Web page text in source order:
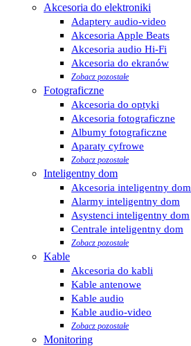
Akcesoria do elektroniki
Adaptery audio-video
Akcesoria Apple Beats
Akcesoria audio Hi-Fi
Akcesoria do ekranów
Zobacz pozostałe
Fotograficzne
Akcesoria do optyki
Akcesoria fotograficzne
Albumy fotograficzne
Aparaty cyfrowe
Zobacz pozostałe
Inteligentny dom
Akcesoria inteligentny dom
Alarmy inteligentny dom
Asystenci inteligentny dom
Centrale inteligentny dom
Zobacz pozostałe
Kable
Akcesoria do kabli
Kable antenowe
Kable audio
Kable audio-video
Zobacz pozostałe
Monitoring